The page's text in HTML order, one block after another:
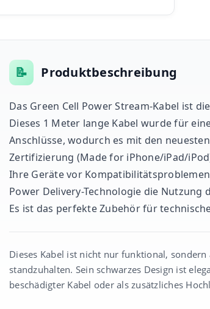
📝 Produktbeschreibung
Das Green Cell Power Stream-Kabel ist
Dieses 1 Meter lange Kabel wurde für
Anschlüsse, wodurch es mit den
Zertifizierung (Made for iPhone/iPad/
Ihre Geräte vor
Power Delivery-Technologie die
Es ist das perfekte Zubehör für
Dieses Kabel ist nicht nur funktional,
standzuhalten. Sein schwarzes Design ist
beschädigter Kabel oder als zusätzliches